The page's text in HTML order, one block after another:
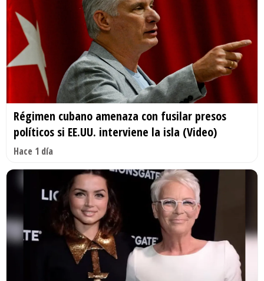
Régimen cubano amenaza con fusilar presos
políticos si EE.UU. interviene la isla (Video)
Hace 1 día